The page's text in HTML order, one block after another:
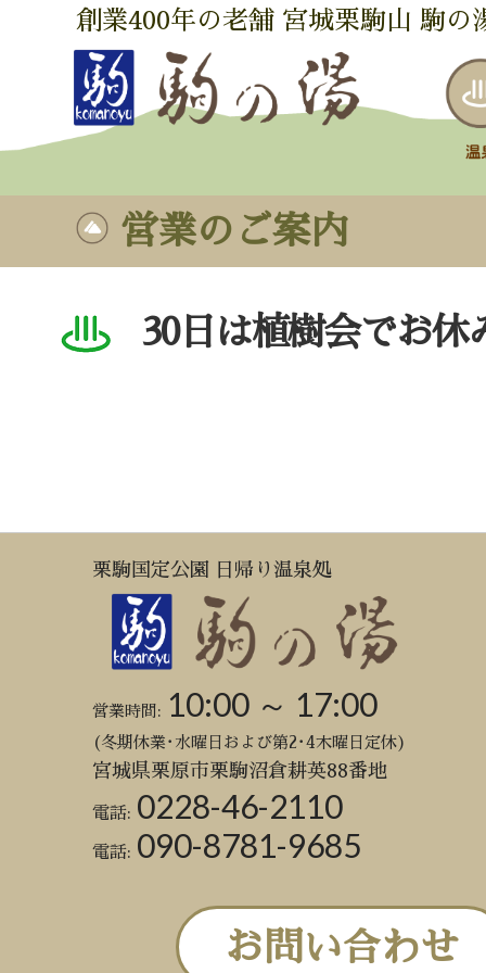
創業400年の老舗 宮城栗駒山 駒の
営業のご案内
30日は植樹会でお休
栗駒国定公園 日帰り温泉処
営業時間: 10:00 ～ 17:00
(冬期休業･水曜日および第2･4木曜日定休)
宮城県栗原市栗駒沼倉耕英88番地
電話: 0228-46-2110
電話: 090-8781-9685
お問い合わせ